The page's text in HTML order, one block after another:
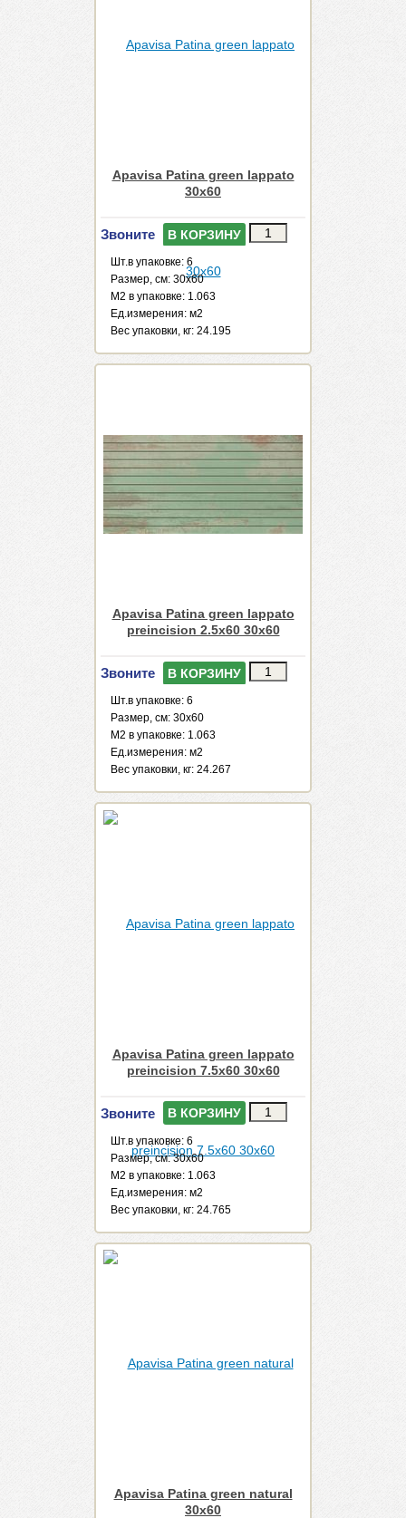
Apavisa Patina green lappato
30x60
Звоните В КОРЗИНУ
Шт.в упаковке: 6
Размер, см: 30x60
М2 в упаковке: 1.063
Ед.измерения: м2
Веc упаковки, кг: 24.195
Apavisa Patina green lappato
preincision 2.5x60 30x60
Звоните В КОРЗИНУ
Шт.в упаковке: 6
Размер, см: 30x60
М2 в упаковке: 1.063
Ед.измерения: м2
Веc упаковки, кг: 24.267
Apavisa Patina green lappato
preincision 7.5x60 30x60
Звоните В КОРЗИНУ
Шт.в упаковке: 6
Размер, см: 30x60
М2 в упаковке: 1.063
Ед.измерения: м2
Веc упаковки, кг: 24.765
Apavisa Patina green natural
30x60